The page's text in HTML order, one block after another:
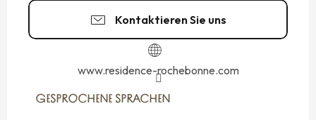
Kontaktieren Sie uns
www.residence-rochebonne.com
GESPROCHENE SPRACHEN
GESPROCHENE SPRACHEN